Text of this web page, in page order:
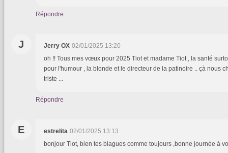
Répondre
J Jerry OX 02/01/2025 13:20
oh !! Tous mes vœux pour 2025 Tiot et madame Tiot , la santé
pour l'humour , la blonde et le directeur de la patinoire .. çà nous
triste ...
Répondre
E estrelita 02/01/2025 13:13
bonjour Tiot, bien tes blagues comme toujours ,bonne journée à